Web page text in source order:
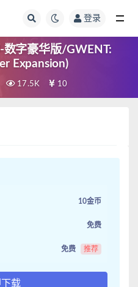
登录
字豪华版/GWENT:
Expansion)
17.5K 10
10金币
免费
免费 推荐
载